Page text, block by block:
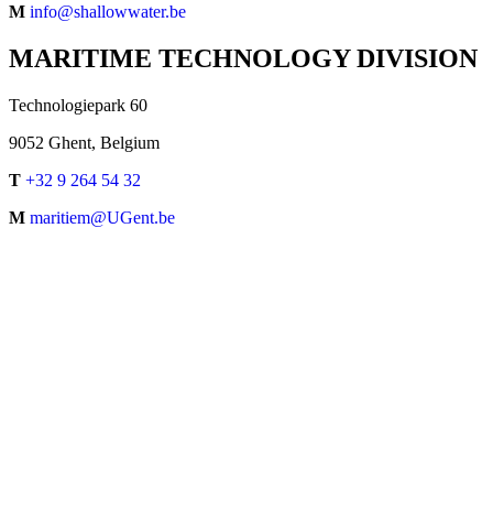
M info@shallowwater.be
MARITIME TECHNOLOGY DIVISION
Technologiepark 60
9052 Ghent, Belgium
T +32 9 264 54 32
M maritiem@UGent.be